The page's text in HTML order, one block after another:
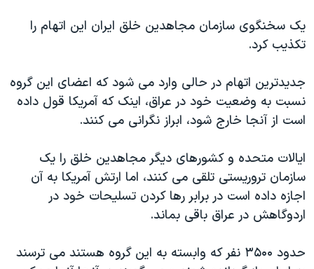
اقتصادی
علم و فناوری
گالری عکس
آرشیو پخش زنده
حمله جمهوری اسلامی به اسرائیل
رمز مهسا
اعتراضات زن، زندگی، آزادی
مجموعه مستندهای دادخواهی
دادگاه حمید نوری
چهل سال گروگان‌گیری
قانون شفافیت دارائی کادر رهبری ایران
اعتراضات مردمی آبان ۹۸
یک سخنگوی سازمان مجاهدین خلق ایران این اتهام را
تکذیب کرد.
جدیدترین اتهام در حالی وارد می شود که اعضای این گروه
نسبت به وضعیت خود در عراق، اینک که آمریکا قول داده
است از آنجا خارج شود، ابراز نگرانی می کنند.
ایالات متحده و کشورهای دیگر مجاهدین خلق را یک
سازمان تروریستی تلقی می کنند، اما ارتش آمریکا به آن
اجازه داده است در برابر رها کردن تسلیحات خود در
اردوگاهش در عراق باقی بماند.
حدود ۳۵۰۰ نفر که وابسته به این گروه هستند می ترسند